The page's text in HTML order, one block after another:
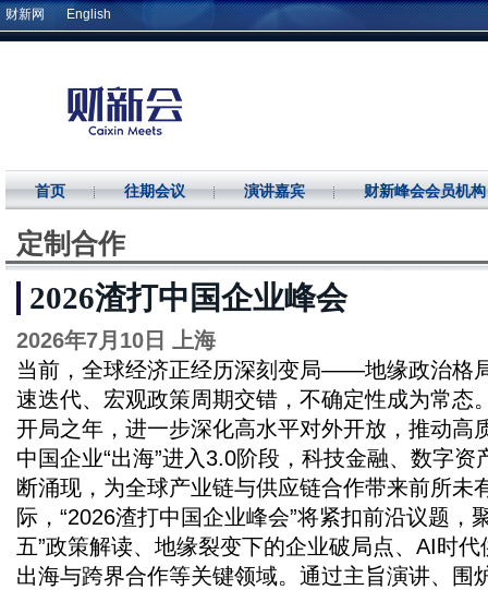
财新网 English
首页 往期会议 演讲嘉宾 财新峰会会员机构
定制合作
2026渣打中国企业峰会
2026年7月10日 上海
当前，全球经济正经历深刻变局——地缘政治格
速迭代、宏观政策周期交错，不确定性成为常态
开局之年，进一步深化高水平对外开放，推动高
中国企业“出海”进入3.0阶段，科技金融、数字
断涌现，为全球产业链与供应链合作带来前所未
际，“2026渣打中国企业峰会”将紧扣前沿议题，
五”政策解读、地缘裂变下的企业破局点、AI时
出海与跨界合作等关键领域。通过主旨演讲、围